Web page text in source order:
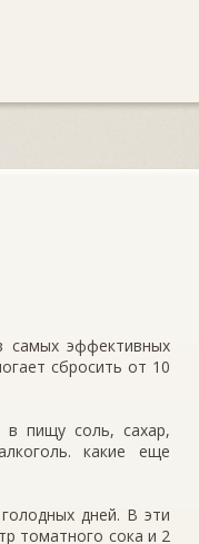
самых эффективных
сбросить от 10
в пищу соль, сахар,
какие еще
дней. В эти
томатного сока и 2